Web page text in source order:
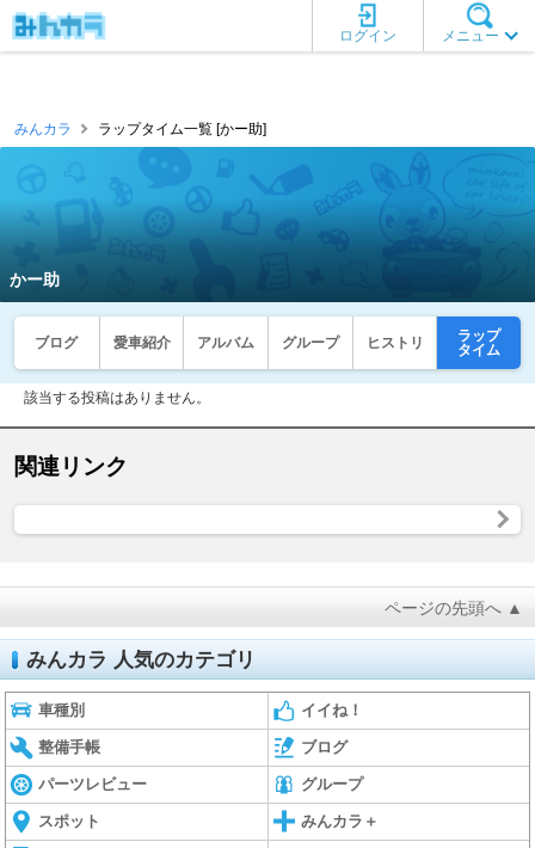
メニュー
ログイン
みんカラ ラップタイム一覧 [かー助]
かー助
ブログ 愛車紹介 アルバム グループ ヒストリ
ラップ
タイム
該当する投稿はありません。
関連リンク
ページの先頭へ ▲
みんカラ 人気のカテゴリ
車種別 イイね！
整備手帳 ブログ
パーツレビュー グループ
スポット みんカラ＋